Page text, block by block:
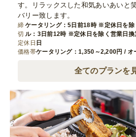
す。リラックスした和気あいあいと
バリー致します。
締
切
ケータリング：5日前18時 ※定休日を除
ル：3日前12時 ※定休日を除く営業日換
定休日 日
価格帯ケータリング：1,350～2,200円 / オ
全てのプランを